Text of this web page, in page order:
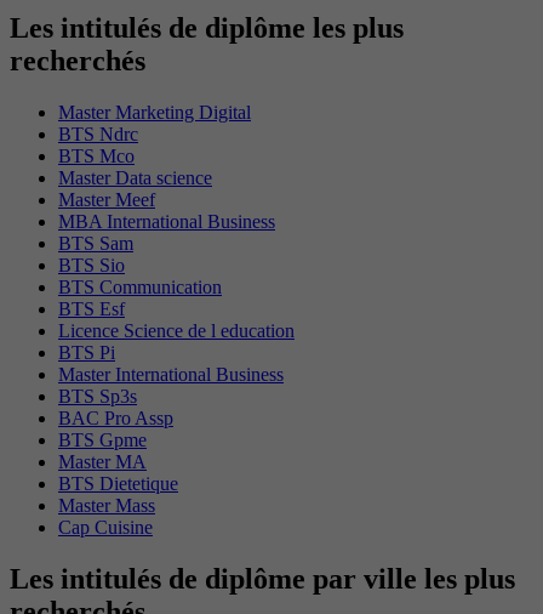
Les intitulés de diplôme les plus
recherchés
Master Marketing Digital
BTS Ndrc
BTS Mco
Master Data science
Master Meef
MBA International Business
BTS Sam
BTS Sio
BTS Communication
BTS Esf
Licence Science de l education
BTS Pi
Master International Business
BTS Sp3s
BAC Pro Assp
BTS Gpme
Master MA
BTS Dietetique
Master Mass
Cap Cuisine
Les intitulés de diplôme par ville les plus